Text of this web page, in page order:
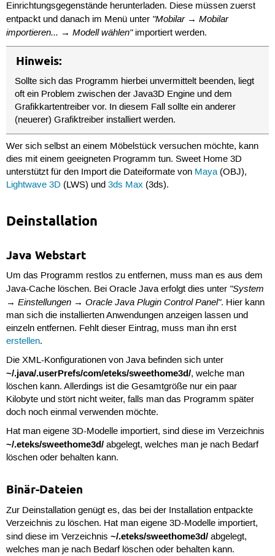
Einrichtungsgegenstände herunterladen. Diese müssen zuerst
entpackt und danach im Menü unter "Mobilar → Mobilar
importieren... → Modell wählen"importiert werden.
Hinweis:
Sollte sich das Programm hierbei unvermittelt beenden, liegt
oft ein Problem zwischen der Java3D Engine und dem
Grafikkartentreiber vor. In diesem Fall sollte ein anderer
(neuerer) Grafiktreiber installiert werden.
Wer sich selbst an einem Möbelstück versuchen möchte, kann
dies mit einem geeigneten Programm tun. Sweet Home 3D
unterstützt für den Import die Dateiformate von Maya(OBJ),
Lightwave 3D (LWS) und 3ds Max (3ds).
Deinstallation
Java Webstart
Um das Programm restlos zu entfernen, muss man es aus dem
Java-Cache löschen. Bei Oracle Java erfolgt dies unter "System
→ Einstellungen → Oracle Java Plugin Control Panel". Hier kann
man sich die installierten Anwendungen anzeigen lassen und
einzeln entfernen. Fehlt dieser Eintrag, muss man ihn erst
erstellen.
Die XML-Konfigurationen von Java befinden sich unter
~/.java/.userPrefs/com/eteks/sweethome3d/, welche man
löschen kann. Allerdings ist die Gesamtgröße nur ein paar
Kilobyte und stört nicht weiter, falls man das Programm später
doch noch einmal verwenden möchte.
Hat man eigene 3D-Modelle importiert, sind diese im Verzeichnis
~/.eteks/sweethome3d/abgelegt, welches man je nach Bedarf
löschen oder behalten kann.
Binär-Dateien
Zur Deinstallation genügt es, das bei der Installation entpackte
Verzeichnis zu löschen. Hat man eigene 3D-Modelle importiert,
sind diese im Verzeichnis ~/.eteks/sweethome3d/abgelegt,
welches man je nach Bedarf löschen oder behalten kann.